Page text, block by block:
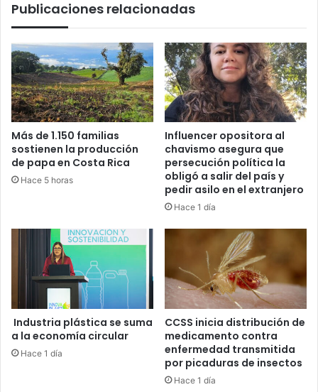
Publicaciones relacionadas
Más de 1.150 familias
sostienen la producción
de papa en Costa Rica
Hace 5 horas
Influencer opositora al
chavismo asegura que
persecución política la
obligó a salir del país y
pedir asilo en el extranjero
Hace 1 día
Industria plástica se suma
a la economía circular
Hace 1 día
CCSS inicia distribución de
medicamento contra
enfermedad transmitida
por picaduras de insectos
Hace 1 día